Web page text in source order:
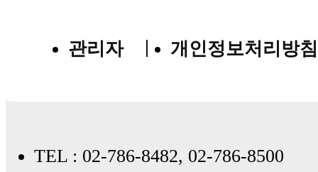
관리자 개인정보처리방침
TEL : 02-786-8482, 02-786-8500